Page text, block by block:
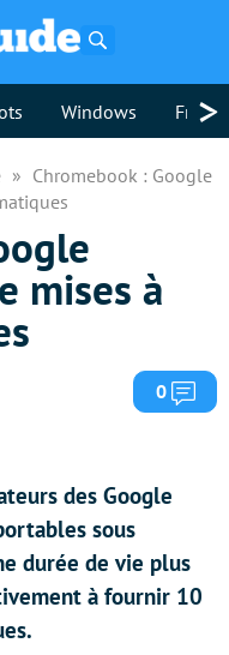
Windows >
Chromebook : Google
mises à
0
des Google
sous
durée de vie plus
à fournir 10